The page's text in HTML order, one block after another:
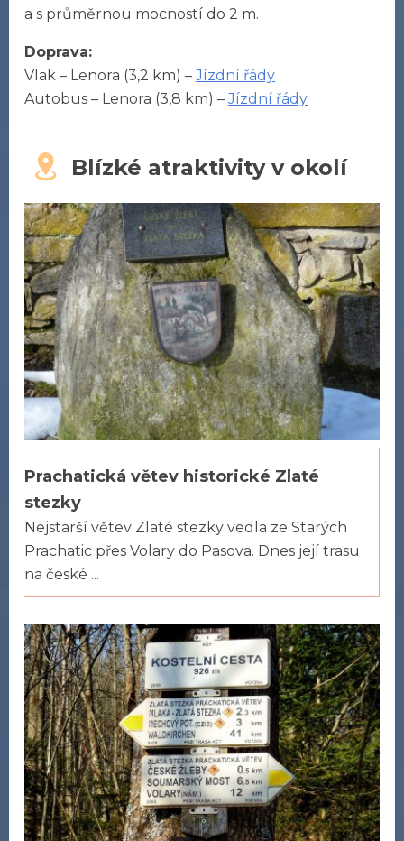
a s průměrnou mocností do 2 m.
Doprava:
Vlak – Lenora (3,2 km) –Jízdní řády
Autobus – Lenora (3,8 km) –Jízdní řády
Blízké atraktivity v okolí
Prachatická větev historické Zlaté
stezky
Nejstarší větev Zlaté stezky vedla ze Starých
Prachatic přes Volary do Pasova. Dnes její trasu
na české ...